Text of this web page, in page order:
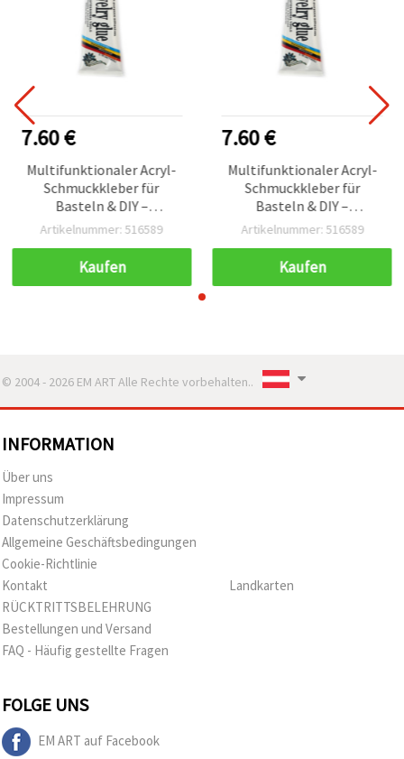
7.60 €
Multifunktionaler Acryl-
Schmuckkleber für
Basteln & DIY –
transparent, wasserfest,
säurebeständig, 110 ml
Artikelnummer: 516589
Kaufen
7.60 €
Multifunktionaler Acryl-
Schmuckkleber für
Basteln & DIY –
transparent, wasserfest,
säurebeständig, 110 ml
Artikelnummer: 516589
Kaufen
© 2004 - 2026 EM ART Alle Rechte vorbehalten..
INFORMATION
Über uns
Impressum
Datenschutzerklärung
Allgemeine Geschäftsbedingungen
Cookie-Richtlinie
Kontakt
RÜCKTRITTSBELEHRUNG
Bestellungen und Versand
FAQ - Häufig gestellte Fragen
Landkarten
FOLGE UNS
EM ART auf Facebook